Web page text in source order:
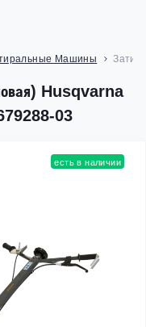
Машины
Husqvarna
03
есть в наличии